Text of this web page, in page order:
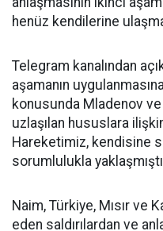
henüz kendilerine
Telegram kanalından
aşamanın
konusunda Mladenov
uzlaşılan hususlara
Hareketimiz, kendisine
sorumlulukla
Naim, Türkiye, Mısır ve
eden saldırılardan ve